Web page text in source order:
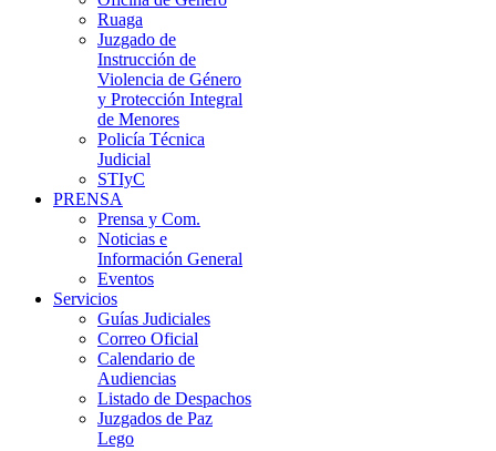
Ruaga
Juzgado de
Instrucción de
Violencia de Género
y Protección Integral
de Menores
Policía Técnica
Judicial
STIyC
PRENSA
Prensa y Com.
Noticias e
Información General
Eventos
Servicios
Guías Judiciales
Correo Oficial
Calendario de
Audiencias
Listado de Despachos
Juzgados de Paz
Lego